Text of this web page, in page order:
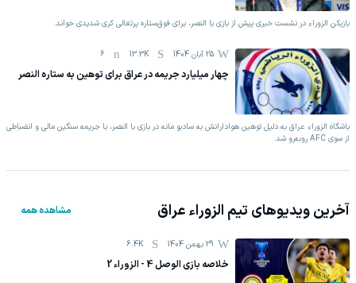
بازیکن الزوراء در نشست خبری پیش از بازی با النصر، برای فوق‌ستاره پرتغالی کری شدیدی خواند.
25 آبان 1404 13.3K
6
چهار میلیارد جریمه در عراق برای توهین به ستاره النصر
باشگاه الزوراء عراق به دلیل توهین هوادارانش به سادیو مانه در بازی با النصر، با جریمه سنگین مالی و انضباطی
از سوی AFC روبه‌رو شد.
آخرین ویدیوهای تیم الزوراء عراق مشاهده همه
29 بهمن 1404 6.4K
خلاصه بازی الوصل 4 - الزوراء 2